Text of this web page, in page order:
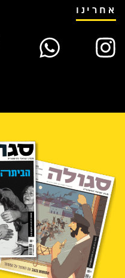
אחרינו